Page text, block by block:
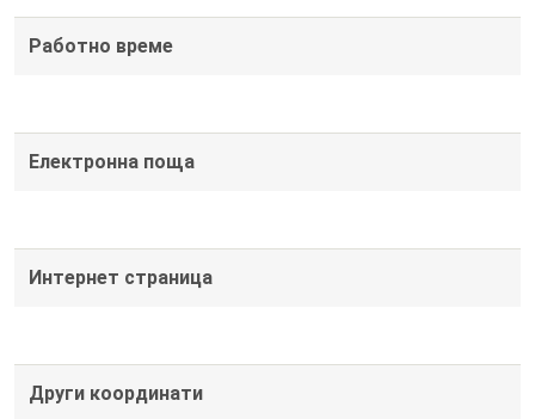
Работно време
Електронна поща
Интернет страница
Други координати